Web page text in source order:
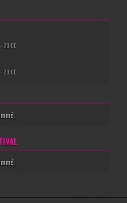
20:00
20:00